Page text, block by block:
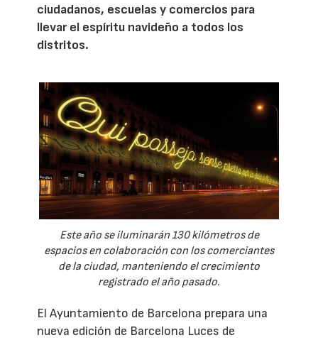
ciudadanos, escuelas y comercios para
llevar el espíritu navideño a todos los
distritos.
Este año se iluminarán 130 kilómetros de
espacios en colaboración con los comerciantes
de la ciudad, manteniendo el crecimiento
registrado el año pasado.
El Ayuntamiento de Barcelona prepara una
nueva edición de Barcelona Luces de